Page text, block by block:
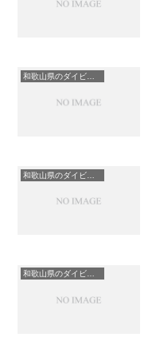
和歌山県のダイビングスポット・ポイント一覧
和歌山県のダイビングスポット・ポイント一覧
和歌山県のダイビングスポット・ポイント一覧